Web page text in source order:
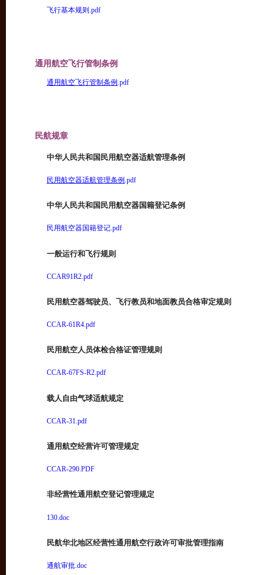
飞行基本规则 .pdf
通用航空飞行管制条例
通用航空飞行管制条例 .pdf
民航规章
中华人民共和国民用航空器适航管理条例
民用航空器适航管理条例 .pdf
中华人民共和国民用航空器国籍登记条例
民用航空器国籍登记.pdf
一般运行和飞行规则
CCAR91R2.pdf
民用航空器驾驶员、飞行教员和地面教员合格审定规则
CCAR-61R4.pdf
民用航空人员体检合格证管理规则
CCAR-67FS-R2.pdf
载人自由气球适航规定
CCAR-31.pdf
通用航空经营许可管理规定
CCAR-290.PDF
非经营性通用航空登记管理规定
130.doc
民航华北地区经营性通用航空行政许可审批管理指南
通航审批.doc